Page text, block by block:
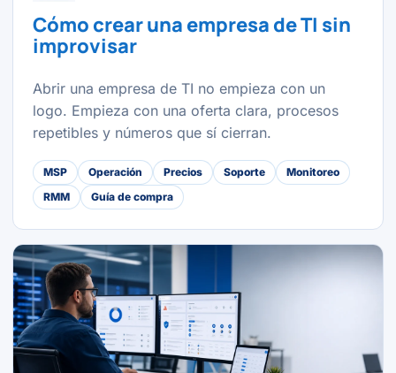
Cómo crear una empresa de TI sin
improvisar
Abrir una empresa de TI no empieza con un
logo. Empieza con una oferta clara, procesos
repetibles y números que sí cierran.
MSP Operación Precios Soporte
Monitoreo
RMM
Guía de compra